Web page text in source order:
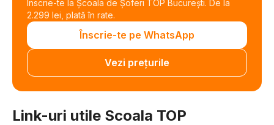
Înscrie-te la Școala de Șoferi TOP București. De la
2.299 lei, plată în rate.
Înscrie-te pe WhatsApp
Vezi prețurile
Link-uri utile Scoala TOP